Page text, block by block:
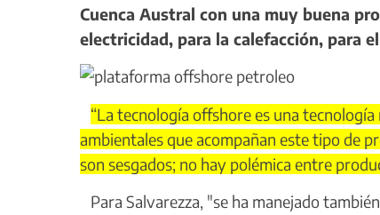
Cuenca Austral con una muy buena
electricidad, para la calefacción, para
“La tecnología offshore es una
ambientales que acompañan este tipo de
son sesgados; no hay polémica entre
Para Salvarezza, "se ha manejado